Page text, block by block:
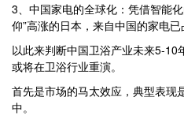
3、中国家电的全球化：凭借智能
仰”高涨的日本，来自中国的家电已
以此来判断中国卫浴产业未来5-10
或将在卫浴行业重演。
首先是市场的马太效应，典型表现
中。